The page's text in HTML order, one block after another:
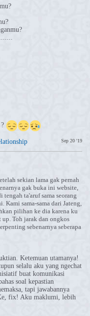
Sep 20 '19
sekian lama gak pernah
gak buka ini website,
ta'aruf sama seorang
sama-sama dari Jateng,
pilihan ke dia karena ku
Toh jarak dan ongkos
sebenarnya seberapa
Ketemuan utamanya!
selalu aku yang ngechat
buat komunikasi
soal kepastian
tapi jawabannya
fix! Aku maklumi, lebih